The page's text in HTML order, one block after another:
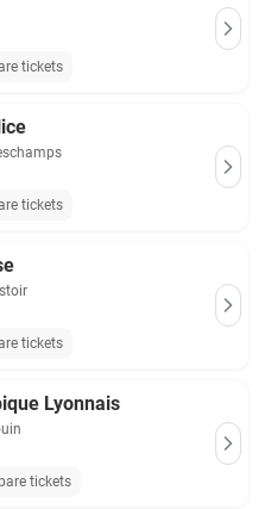
tickets
tickets
tickets
Lyonnais
tickets